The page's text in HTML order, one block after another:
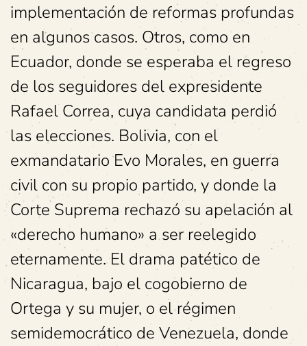
implementación de reformas profundas
en algunos casos. Otros, como en
Ecuador, donde se esperaba el regreso
de los seguidores del expresidente
Rafael Correa, cuya candidata perdió
las elecciones. Bolivia, con el
exmandatario Evo Morales, en guerra
civil con su propio partido, y donde la
Corte Suprema rechazó su apelación al
«derecho humano» a ser reelegido
eternamente. El drama patético de
Nicaragua, bajo el cogobierno de
Ortega y su mujer, o el régimen
semidemocrático de Venezuela, donde